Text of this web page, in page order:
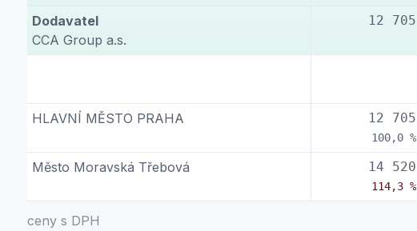
ceny s DPH
Dodavatel
CCA Group a.s.
12 705
HLAVNÍ MĚSTO PRAHA
12 705
100,0 %
Město Moravská Třebová 14 520
114,3 %